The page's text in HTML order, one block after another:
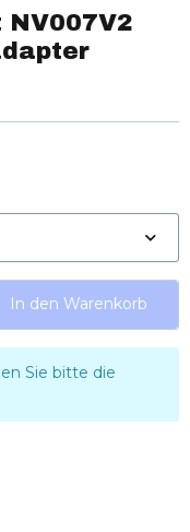
In den Warenkorb
Sie bitte die